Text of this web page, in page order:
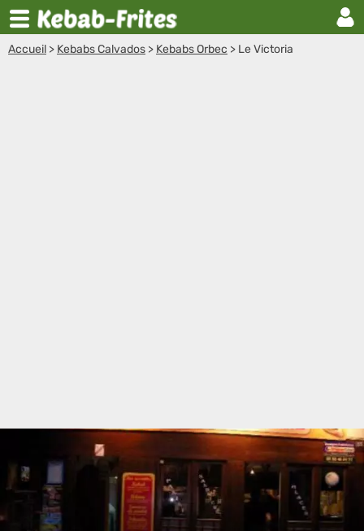
Accueil > Kebabs Calvados > Kebabs Orbec > Le Victoria